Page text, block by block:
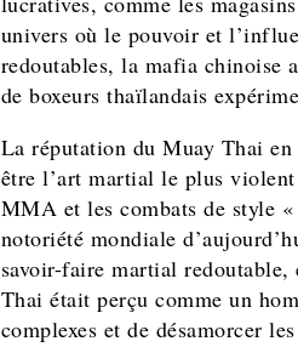
univers où le pouvoir et
redoutables, la mafia chinoise
de boxeurs thaïlandais
La réputation du Muay Thai
être l’art martial le plus
MMA et les combats de style
notoriété mondiale
savoir-faire martial
Thai était perçu comme un
complexes et de désamorcer